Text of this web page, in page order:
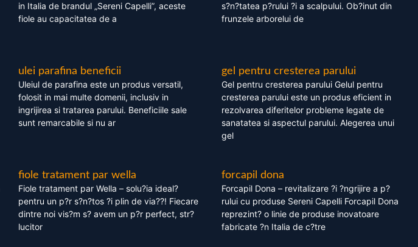
in Italia de brandul „Sereni Capelli”, aceste
fiole au capacitatea de a
s?n?tatea p?rului ?i a scalpului. Ob?inut din
frunzele arborelui de
ulei parafina beneficii
Uleiul de parafina este un produs versatil,
folosit in mai multe domenii, inclusiv in
ingrijirea si tratarea parului. Beneficiile sale
sunt remarcabile si nu ar
gel pentru cresterea parului
Gel pentru cresterea parului Gelul pentru
cresterea parului este un produs eficient in
rezolvarea diferitelor probleme legate de
sanatatea si aspectul parului. Alegerea unui
gel
fiole tratament par wella
Fiole tratament par Wella – solu?ia ideal?
pentru un p?r s?n?tos ?i plin de via??! Fiecare
dintre noi vis?m s? avem un p?r perfect, str?
lucitor
forcapil dona
Forcapil Dona – revitalizare ?i ?ngrijire a p?
rului cu produse Sereni Capelli Forcapil Dona
reprezint? o linie de produse inovatoare
fabricate ?n Italia de c?tre